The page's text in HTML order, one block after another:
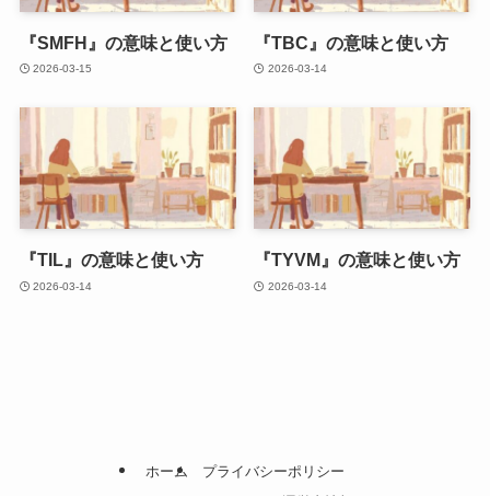
『SMFH』の意味と使い方
2026-03-15
『TBC』の意味と使い方
2026-03-14
『TIL』の意味と使い方
2026-03-14
『TYVM』の意味と使い方
2026-03-14
ホーム
プライバシーポリシー